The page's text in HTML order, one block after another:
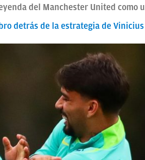
del Manchester United como
detrás de la estrategia de